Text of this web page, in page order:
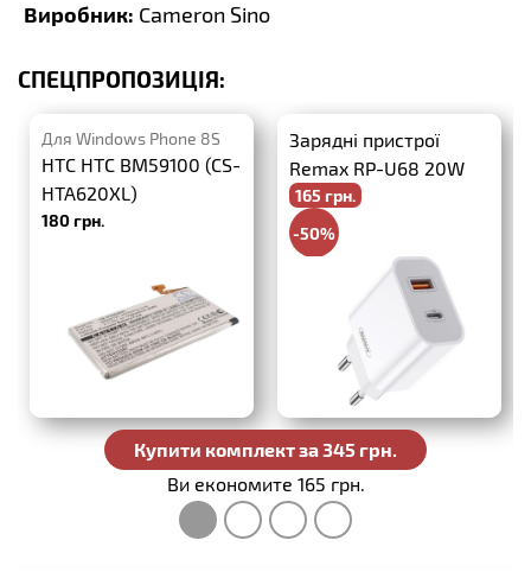
Виробник: Cameron Sino
СПЕЦПРОПОЗИЦІЯ:
Для Windows Phone 8S
HTC HTC BM59100 (CS-
HTA620XL)
180 грн.
Зарядні пристрої
Remax RP-U68 20W
PD+QC3.0
165 грн.
-50%
Купити комплект за 345 грн.
Ви економите 165 грн.